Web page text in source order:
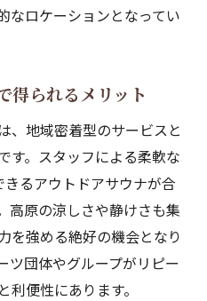
なロケーションとなってい
得られるメリット
、地域密着型のサービスと
す。スタッフによる柔軟な
るアウトドアサウナが合
高原の涼しさや静けさも集
を強める絶好の機会となり
ツ団体やグループがリピー
利便性にあります。